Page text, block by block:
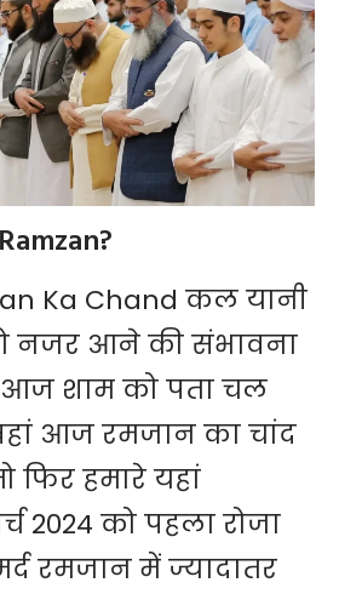
Ka Chand कल यानी
को नजर आने की संभावना
आज शाम को पता चल
आज रमजान का चांद
हमारे यहां
2024 को पहला रोजा
रमजान में ज्यादातर